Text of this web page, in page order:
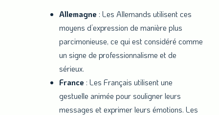
Allemagne : Les Allemands utilisent ces
moyens d’expression de manière plus
parcimonieuse, ce qui est considéré comme
un signe de professionnalisme et de
sérieux.
France : Les Français utilisent une
gestuelle animée pour souligner leurs
messages et exprimer leurs émotions. Les